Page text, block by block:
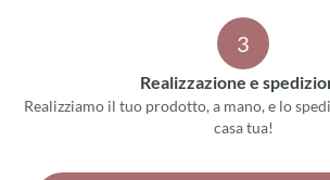
3
Realizzazione e
Realizziamo il tuo prodotto, a mano, e lo
casa tua!